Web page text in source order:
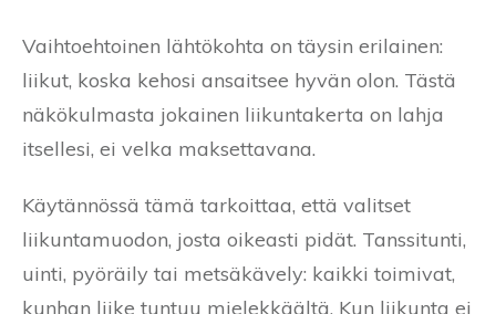
Vaihtoehtoinen lähtökohta on täysin erilainen:
liikut, koska kehosi ansaitsee hyvän olon. Tästä
näkökulmasta jokainen liikuntakerta on lahja
itsellesi, ei velka maksettavana.
Käytännössä tämä tarkoittaa, että valitset
liikuntamuodon, josta oikeasti pidät. Tanssitunti,
uinti, pyöräily tai metsäkävely: kaikki toimivat,
kunhan liike tuntuu mielekkäältä. Kun liikunta ei